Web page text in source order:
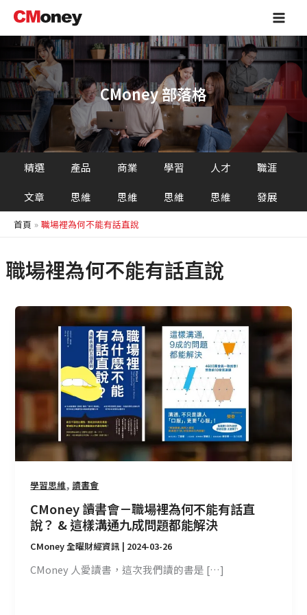
主
容
Main
CMoney 部落格
精選
文章
產品
思維
商業
思維
學習
思維
人才
思維
職涯
發展
首頁 職場裡為何不能有話直說
職場裡為何不能有話直說
學習思維,讀書會
CMoney 讀書會－職場裡為何不能有話直
說？ & 這樣溝通九成問題都能解決
CMoney 全曜財經資訊 | 2024-03-26
CMoney 人愛讀書，這次我們讀的書是 […]
書
會
職
裡
為
何
不
能
有
話
直
&